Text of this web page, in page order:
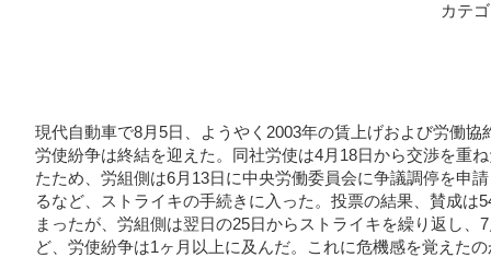
カテ
現代自動車で8月5日、ようやく2003年の賃上げおよび労働
労使紛争は終結を迎えた。同社労使は4月18日から交渉を重
たため、労組側は6月13日に中央労働委員会に争議調停を申
るなど、ストライキの手続きに入った。投票の結果、賛成は
まったが、労組側は翌日の25日からストライキを繰り返し、
ど、労使紛争は1ヶ月以上に及んだ。これに危機感を覚えた